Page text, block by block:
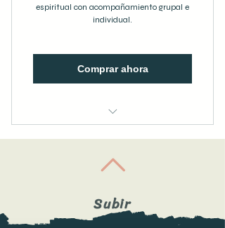
espiritual con acompañamiento grupal e
individual.
Comprar ahora
Revisión personalizada de
Subir